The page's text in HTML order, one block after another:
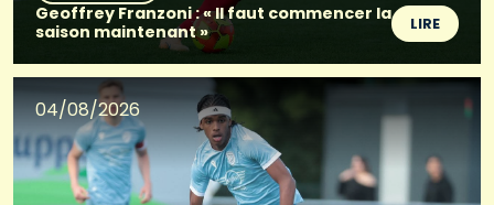
Geoffrey Franzoni : « Il faut commencer la
saison maintenant »
LIRE
04/08/2026